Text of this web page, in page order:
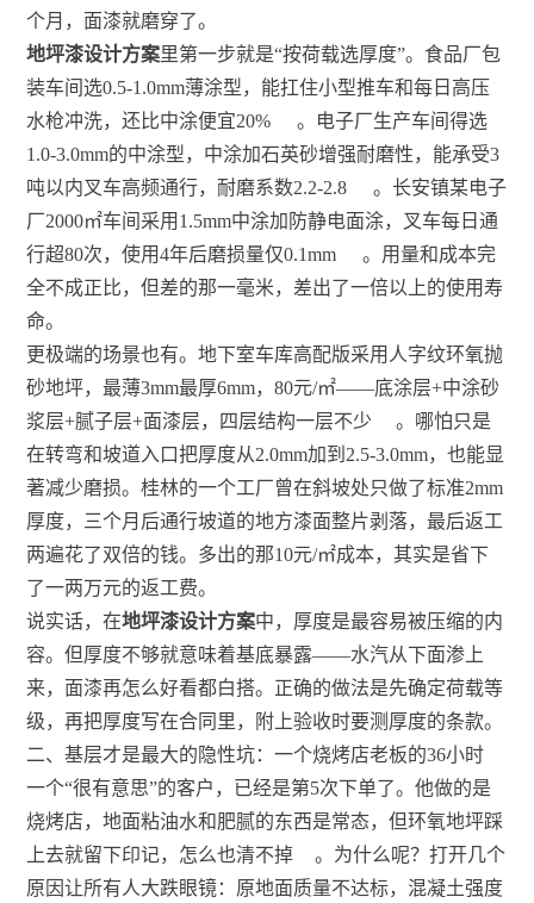
个月，面漆就磨穿了。
地坪漆设计方案里第一步就是“按荷载选厚度”。食品厂包
装车间选0.5-1.0mm薄涂型，能扛住小型推车和每日高压
水枪冲洗，还比中涂便宜20%
。电子厂生产车间得选
1.0-3.0mm的中涂型，中涂加石英砂增强耐磨性，能承受3
吨以内叉车高频通行，耐磨系数2.2-2.8
。长安镇某电子
厂2000㎡车间采用1.5mm中涂加防静电面涂，叉车每日通
行超80次，使用4年后磨损量仅0.1mm
。用量和成本完
全不成正比，但差的那一毫米，差出了一倍以上的使用寿
命。
更极端的场景也有。地下室车库高配版采用人字纹环氧抛
砂地坪，最薄3mm最厚6mm，80元/㎡——底涂层+中涂砂
浆层+腻子层+面漆层，四层结构一层不少
。哪怕只是
在转弯和坡道入口把厚度从2.0mm加到2.5-3.0mm，也能显
著减少磨损。桂林的一个工厂曾在斜坡处只做了标准2mm
厚度，三个月后通行坡道的地方漆面整片剥落，最后返工
两遍花了双倍的钱。多出的那10元/㎡成本，其实是省下
了一两万元的返工费。
说实话，在地坪漆设计方案中，厚度是最容易被压缩的内
容。但厚度不够就意味着基底暴露——水汽从下面渗上
来，面漆再怎么好看都白搭。正确的做法是先确定荷载等
级，再把厚度写在合同里，附上验收时要测厚度的条款。
二、基层才是最大的隐性坑：一个烧烤店老板的36小时
一个“很有意思”的客户，已经是第5次下单了。他做的是
烧烤店，地面粘油水和肥腻的东西是常态，但环氧地坪踩
上去就留下印记，怎么也清不掉
。为什么呢？打开几个
原因让所有人大跌眼镜：原地面质量不达标，混凝土强度